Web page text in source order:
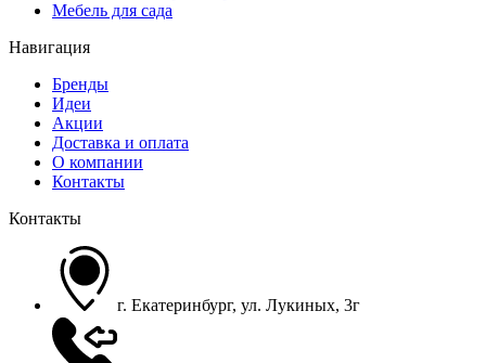
Мебель для сада
Навигация
Бренды
Идеи
Акции
Доставка и оплата
О компании
Контакты
Контакты
г. Екатеринбург, ул. Лукиных, 3г